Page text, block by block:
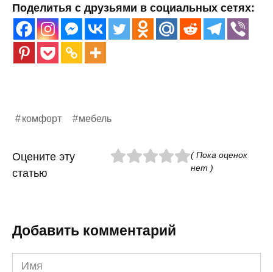
Поделитья с друзьями в социальных сетях:
комфорт мебель
Оцените эту
статью
( Пока оценок
нет )
Добавить комментарий
Имя